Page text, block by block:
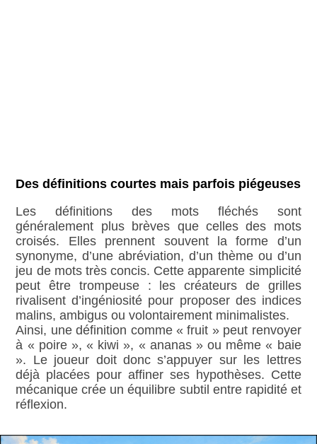
Des définitions courtes mais parfois piégeuses
Les définitions des mots fléchés sont
généralement plus brèves que celles des mots
croisés. Elles prennent souvent la forme d’un
synonyme, d’une abréviation, d’un thème ou d’un
jeu de mots très concis. Cette apparente simplicité
peut être trompeuse : les créateurs de grilles
rivalisent d’ingéniosité pour proposer des indices
malins, ambigus ou volontairement minimalistes.
Ainsi, une définition comme « fruit » peut renvoyer
à « poire », « kiwi », « ananas » ou même « baie
». Le joueur doit donc s’appuyer sur les lettres
déjà placées pour affiner ses hypothèses. Cette
mécanique crée un équilibre subtil entre rapidité et
réflexion.